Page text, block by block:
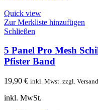
Quick view
Zur Merkliste hinzufügen
Schließen
5 Panel Pro Mesh
Pfister Band
19,90 € inkl. Mwst. zzgl. Versand
inkl. MwSt.